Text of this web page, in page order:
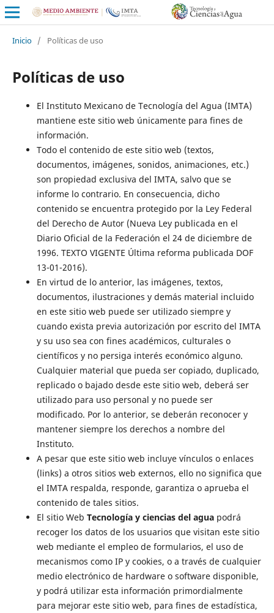
Inicio / Políticas de uso
Políticas de uso
El Instituto Mexicano de Tecnología del Agua (IMTA)
mantiene este sitio web únicamente para fines de
información.
Todo el contenido de este sitio web (textos,
documentos, imágenes, sonidos, animaciones, etc.)
son propiedad exclusiva del IMTA, salvo que se
informe lo contrario. En consecuencia, dicho
contenido se encuentra protegido por la Ley Federal
del Derecho de Autor (Nueva Ley publicada en el
Diario Oficial de la Federación el 24 de diciembre de
1996. TEXTO VIGENTE Última reforma publicada DOF
13-01-2016).
En virtud de lo anterior, las imágenes, textos,
documentos, ilustraciones y demás material incluido
en este sitio web puede ser utilizado siempre y
cuando exista previa autorización por escrito del IMTA
y su uso sea con fines académicos, culturales o
científicos y no persiga interés económico alguno.
Cualquier material que pueda ser copiado, duplicado,
replicado o bajado desde este sitio web, deberá ser
utilizado para uso personal y no puede ser
modificado. Por lo anterior, se deberán reconocer y
mantener siempre los derechos a nombre del
Instituto.
A pesar que este sitio web incluye vínculos o enlaces
(links) a otros sitios web externos, ello no significa que
el IMTA respalda, responde, garantiza o aprueba el
contenido de tales sitios.
El sitio Web Tecnología y ciencias del aguapodrá
recoger los datos de los usuarios que visitan este sitio
web mediante el empleo de formularios, el uso de
mecanismos como IP y cookies, o a través de cualquier
medio electrónico de hardware o software disponible,
y podrá utilizar esta información primordialmente
para mejorar este sitio web, para fines de estadística,